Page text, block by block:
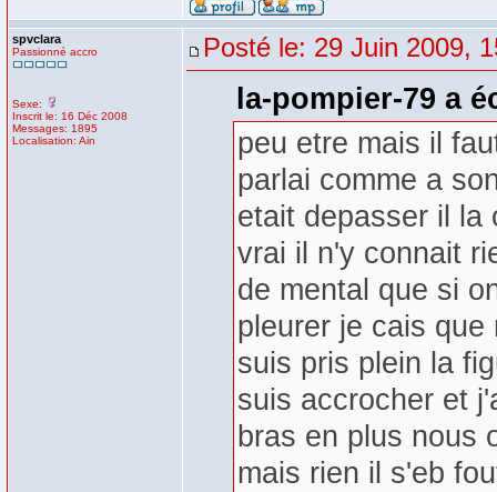
spvclara
Passionné accro
Sexe:
Inscrit le: 16 Déc 2008
Messages: 1895
Localisation: Ain
Posté le: 29 Juin 2009,
la-pompier-79 a
peu etre mais il
parlai comme a
etait depasser il la
vrai il n'y connait
de mental que si
pleurer je cais que
suis pris plein la
suis accrocher et
bras en plus nous
mais rien il s'eb